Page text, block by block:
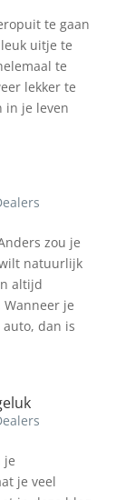
te gaan
uitje te
te
lekker te
in je leven
zou je
natuurlijk
altijd
je
dan is
je
je veel